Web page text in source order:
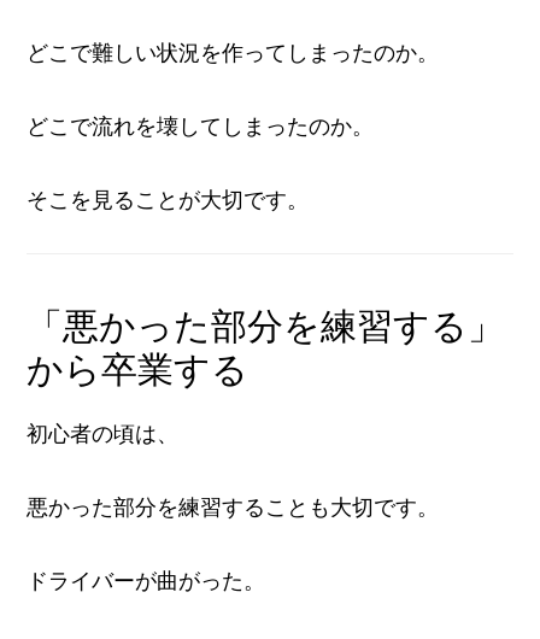
どこで難しい状況を作ってしまったのか。
どこで流れを壊してしまったのか。
そこを見ることが大切です。
「悪かった部分を練習する」
から卒業する
初心者の頃は、
悪かった部分を練習することも大切です。
ドライバーが曲がった。